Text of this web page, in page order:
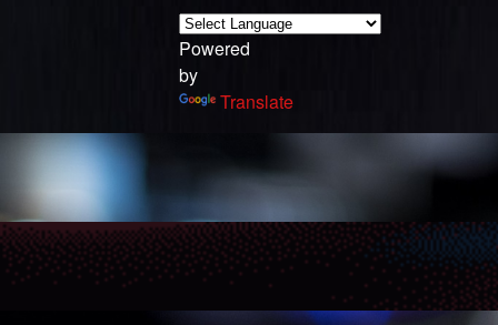
Powered
by
Translate